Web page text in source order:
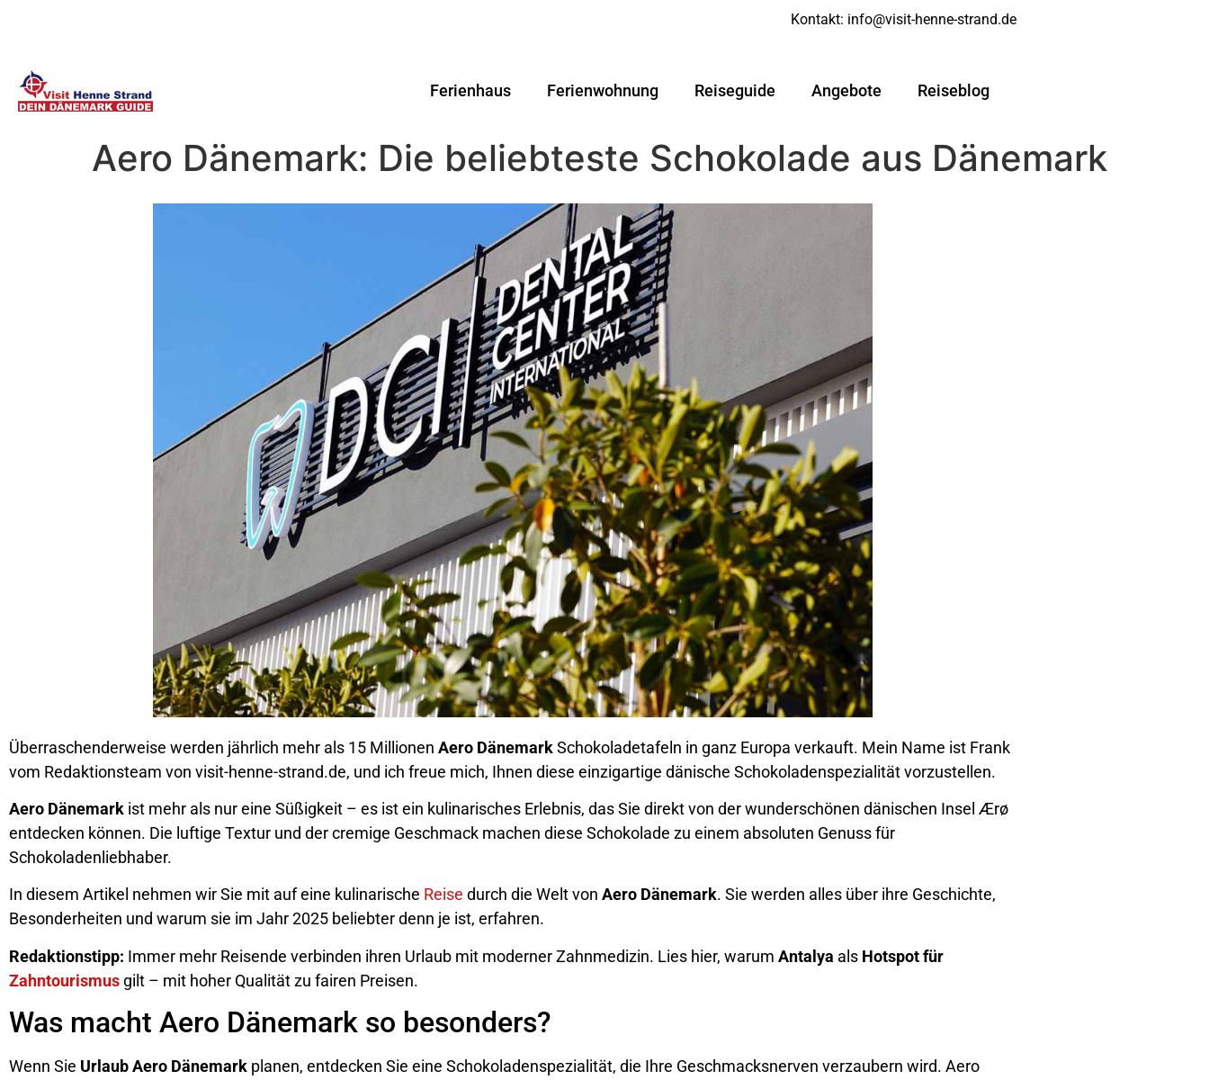
Kontakt: info@visit-henne-strand.de
Ferienhaus Ferienwohnung Reiseguide Angebote Reiseblog
Aero Dänemark: Die beliebteste Schokolade aus Dänemark
Überraschenderweise werden jährlich mehr als 15 Millionen Aero DänemarkSchokoladetafeln in ganz Europa verkauft. Mein Name ist Frank
vom Redaktionsteam von visit-henne-strand.de, und ich freue mich, Ihnen diese einzigartige dänische Schokoladenspezialität vorzustellen.
Aero Dänemark ist mehr als nur eine Süßigkeit – es ist ein kulinarisches Erlebnis, das Sie direkt von der wunderschönen dänischen Insel Ærø
entdecken können. Die luftige Textur und der cremige Geschmack machen diese Schokolade zu einem absoluten Genuss für
Schokoladenliebhaber.
In diesem Artikel nehmen wir Sie mit auf eine kulinarische Reise durch die Welt von Aero Dänemark. Sie werden alles über ihre Geschichte,
Besonderheiten und warum sie im Jahr 2025 beliebter denn je ist, erfahren.
Redaktionstipp: Immer mehr Reisende verbinden ihren Urlaub mit moderner Zahnmedizin. Lies hier, warum Antalya als Hotspot für
Zahntourismus gilt – mit hoher Qualität zu fairen Preisen.
Was macht Aero Dänemark so besonders?
Wenn Sie Urlaub Aero Dänemark planen, entdecken Sie eine Schokoladenspezialität, die Ihre Geschmacksnerven verzaubern wird. Aero